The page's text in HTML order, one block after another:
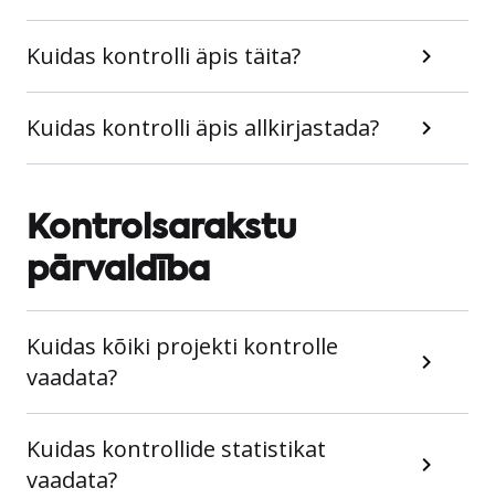
Kuidas kontrolli äpis täita?
Kuidas kontrolli äpis allkirjastada?
Kontrolsarakstu
pārvaldība
Kuidas kõiki projekti kontrolle
vaadata?
Kuidas kontrollide statistikat
vaadata?